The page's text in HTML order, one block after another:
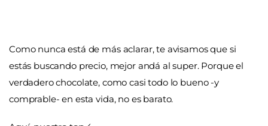
Como nunca está de más aclarar, te avisamos que si
estás buscando precio, mejor andá al super. Porque el
verdadero chocolate, como casi todo lo bueno -y
comprable- en esta vida, no es barato.